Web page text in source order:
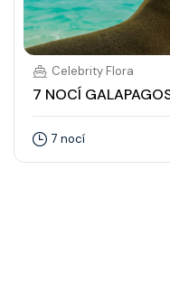
Celebrity Flora
7 NOCÍ
7 nocí